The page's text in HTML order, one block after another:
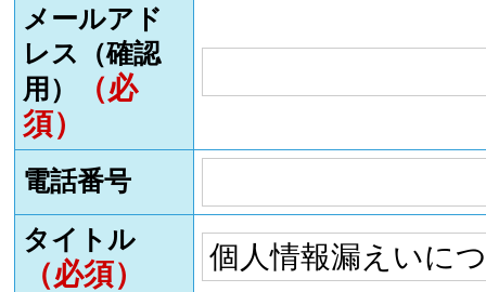
メールアド
レス（確認
用）
（必
須）
電話番号
タイトル
（必須）